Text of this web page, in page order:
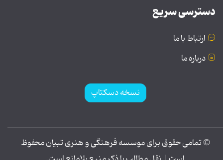
دسترسی سریع
ارتباط با ما
درباره ما
نسخه دسکتاپ
© تمامی حقوق برای موسسه فرهنگی و هنری تبیان محفوظ